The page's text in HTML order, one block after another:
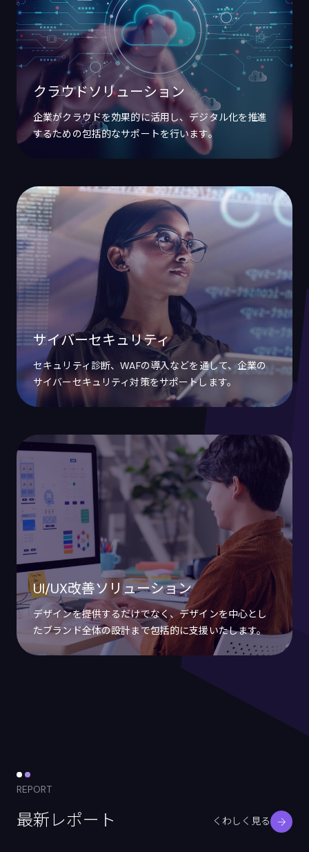
クラウドソリューション
企業がクラウドを効果的に活用し、デジタル化を推進
するための包括的なサポートを行います。
サイバーセキュリティ
セキュリティ診断、WAFの導入などを通して、企業の
サイバーセキュリティ対策をサポートします。
UI/UX改善ソリューション
デザインを提供するだけでなく、デザインを中心とし
たブランド全体の設計まで包括的に支援いたします。
REPORT
最新レポート くわしく見る